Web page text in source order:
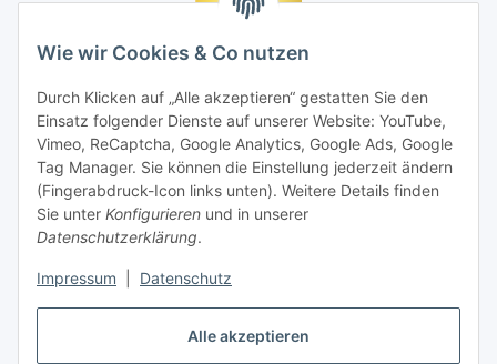
Alle akzeptieren
Wie wir Cookies & Co nutzen
Durch Klicken auf „Alle akzeptieren“ gestatten Sie den
Einsatz folgender Dienste auf unserer Website: YouTube,
Vimeo, ReCaptcha, Google Analytics, Google Ads, Google
Tag Manager. Sie können die Einstellung jederzeit ändern
(Fingerabdruck-Icon links unten). Weitere Details finden
Sie unter Konfigurieren und in unserer
Datenschutzerklärung.
Impressum Datenschutz